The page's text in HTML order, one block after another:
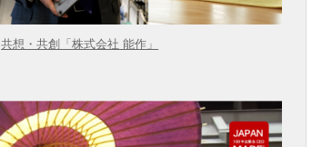
共想・共創「株式会社 能作」